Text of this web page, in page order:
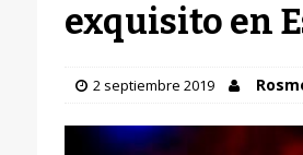
exquisito en
2 septiembre 2019